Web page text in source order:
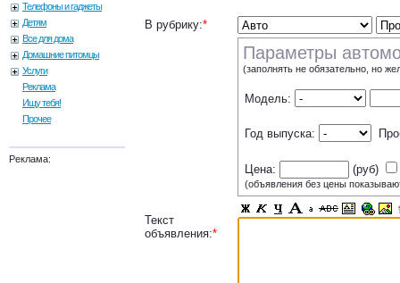
Телефоны и гаджеты
Детям
Все для дома
Домашние питомцы
Услуги
Реклама
Ищу тебя!
Прочее
Реклама:
В рубрику:*
Параметры
(заполнять не обязательно, но
Модель:
Год выпуска:
Цена: (руб)
(объявления без цены
Текст
объявления:*